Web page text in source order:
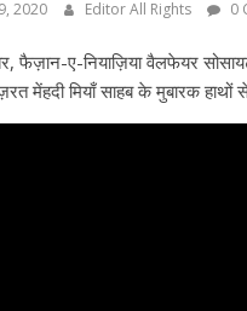
2020 Editor All Rights 0
फैज़ान-ए-नियाज़िया वैलफेयर
मेंहदी मियाँ साहब के मुबारक हाथों